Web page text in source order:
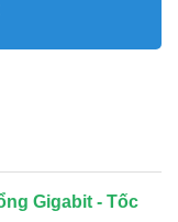
Gigabit - Tốc